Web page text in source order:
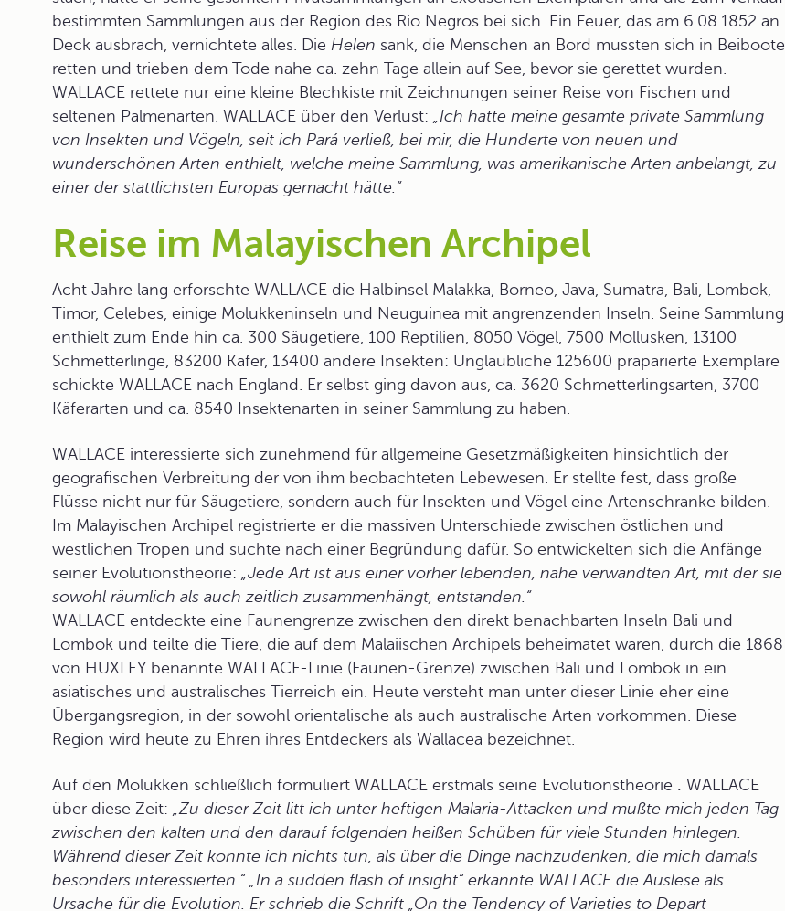
bestimmten Sammlungen aus der Region des Rio Negros bei sich. Ein Feuer, das am 6.08.1852 an
Deck ausbrach, vernichtete alles. Die Helen sank, die Menschen an Bord mussten sich in Beiboote
retten und trieben dem Tode nahe ca. zehn Tage allein auf See, bevor sie gerettet wurden.
WALLACE rettete nur eine kleine Blechkiste mit Zeichnungen seiner Reise von Fischen und
seltenen Palmenarten. WALLACE über den Verlust: „Ich hatte meine gesamte private Sammlung
von Insekten und Vögeln, seit ich Pará verließ, bei mir, die Hunderte von neuen und
wunderschönen Arten enthielt, welche meine Sammlung, was amerikanische Arten anbelangt, zu
einer der stattlichsten Europas gemacht hätte.“
Reise im Malayischen Archipel
Acht Jahre lang erforschte WALLACE die Halbinsel Malakka, Borneo, Java, Sumatra, Bali, Lombok,
Timor, Celebes, einige Molukkeninseln und Neuguinea mit angrenzenden Inseln. Seine Sammlung
enthielt zum Ende hin ca. 300 Säugetiere, 100 Reptilien, 8050 Vögel, 7500 Mollusken, 13100
Schmetterlinge, 83200 Käfer, 13400 andere Insekten: Unglaubliche 125600 präparierte Exemplare
schickte WALLACE nach England. Er selbst ging davon aus, ca. 3620 Schmetterlingsarten, 3700
Käferarten und ca. 8540 Insektenarten in seiner Sammlung zu haben.
WALLACE interessierte sich zunehmend für allgemeine Gesetzmäßigkeiten hinsichtlich der
geografischen Verbreitung der von ihm beobachteten Lebewesen. Er stellte fest, dass große
Flüsse nicht nur für Säugetiere, sondern auch für Insekten und Vögel eine Artenschranke bilden.
Im Malayischen Archipel registrierte er die massiven Unterschiede zwischen östlichen und
westlichen Tropen und suchte nach einer Begründung dafür. So entwickelten sich die Anfänge
seiner Evolutionstheorie: „Jede Art ist aus einer vorher lebenden, nahe verwandten Art, mit der sie
sowohl räumlich als auch zeitlich zusammenhängt, entstanden.“
WALLACE entdeckte eine Faunengrenze zwischen den direkt benachbarten Inseln Bali und
Lombok und teilte die Tiere, die auf dem Malaiischen Archipels beheimatet waren, durch die 1868
von HUXLEY benannte WALLACE-Linie (Faunen-Grenze) zwischen Bali und Lombok in ein
asiatisches und australisches Tierreich ein. Heute versteht man unter dieser Linie eher eine
Übergangsregion, in der sowohl orientalische als auch australische Arten vorkommen. Diese
Region wird heute zu Ehren ihres Entdeckers als Wallacea bezeichnet.
Auf den Molukken schließlich formuliert WALLACE erstmals seine Evolutionstheorie . WALLACE
über diese Zeit: „Zu dieser Zeit litt ich unter heftigen Malaria-Attacken und mußte mich jeden Tag
zwischen den kalten und den darauf folgenden heißen Schüben für viele Stunden hinlegen.
Während dieser Zeit konnte ich nichts tun, als über die Dinge nachzudenken, die mich damals
besonders interessierten.“ „In a sudden flash of insight“ erkannte WALLACE die Auslese als
Ursache für die Evolution. Er schrieb die Schrift „On the Tendency of Varieties to Depart